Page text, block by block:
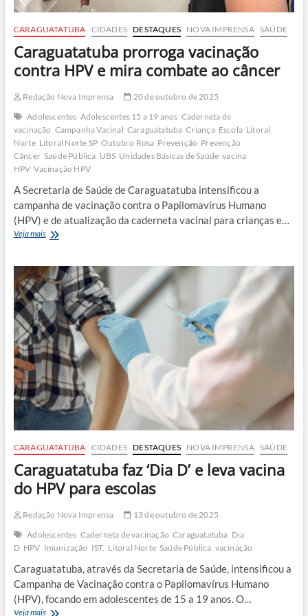
CARAGUATATUBA CIDADES DESTAQUES NOVA IMPRENSA SAÚDE
Caraguatatuba prorroga vacinação
contra HPV e mira combate ao câncer
Redação Nova Imprensa
20 de outubro de 2025
Adolescentes Adolescentes 15 a 19 anos Caderneta de
vacinação Campanha Vacinal Caraguatatuba Criança Escola Litoral
Norte Litoral Norte SP Outubro Rosa Prevenção Prevenção
Câncer Saúde Pública UBS Unidades Básicas de Saúde vacina
HPV Vacinação HPV
A Secretaria de Saúde de Caraguatatuba intensificou a
campanha de vacinação contra o Papilomavírus Humano
(HPV) e de atualização da caderneta vacinal para crianças e…
Veja maisCaraguatatuba
contra
HPV
e
mira
combate
ao
câncer
CARAGUATATUBA CIDADES DESTAQUES NOVA IMPRENSA SAÚDE
Caraguatatuba faz ‘Dia D’ e leva vacina
do HPV para escolas
Redação Nova Imprensa
13 de outubro de 2025
Adolescentes Caderneta de vacinação Caraguatatuba Dia
D HPV Imunização IST. Litoral Norte Saúde Pública vacinação
Caraguatatuba, através da Secretaria de Saúde, intensificou a
Campanha de Vacinação contra o Papilomavírus Humano
(HPV), focando em adolescentes de 15 a 19 anos. O…
Veja maisCaraguatatuba